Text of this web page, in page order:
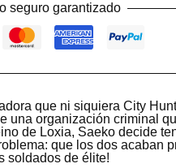
seguro garantizado
que ni siquiera City
una organización criminal
de Loxia, Saeko decide
que los dos acaban
soldados de élite!